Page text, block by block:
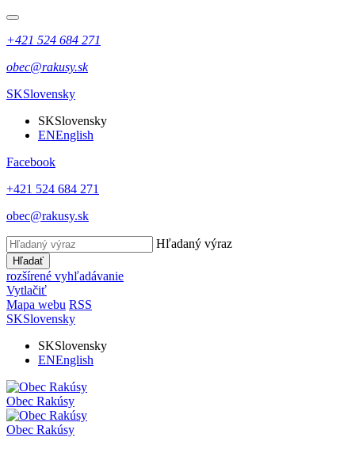
+421 524 684 271
obec@rakusy.sk
SKSlovensky
SKSlovensky
ENEnglish
Facebook
+421 524 684 271
obec@rakusy.sk
Hľadaný výraz
Hľadať
rozšírené vyhľadávanie
Vytlačiť
Mapa webu RSS
SKSlovensky
SKSlovensky
ENEnglish
Obec Rakúsy
Obec Rakúsy